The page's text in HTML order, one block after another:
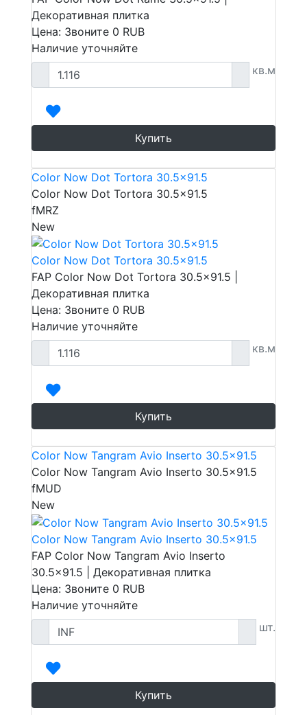
Декоративная плитка
Цена: Звоните 0 RUB
Наличие уточняйте
кв.м
Купить
Color Now Dot Tortora 30.5x91.5
Color Now Dot Tortora 30.5x91.5
fMRZ
New
Color Now Dot Tortora 30.5x91.5
FAP Color Now Dot Tortora 30.5x91.5 |
Декоративная плитка
Цена: Звоните 0 RUB
Наличие уточняйте
кв.м
Купить
Color Now Tangram Avio Inserto 30.5x91.5
Color Now Tangram Avio Inserto 30.5x91.5
fMUD
New
Color Now Tangram Avio Inserto 30.5x91.5
FAP Color Now Tangram Avio Inserto
30.5x91.5 | Декоративная плитка
Цена: Звоните 0 RUB
Наличие уточняйте
шт.
Купить